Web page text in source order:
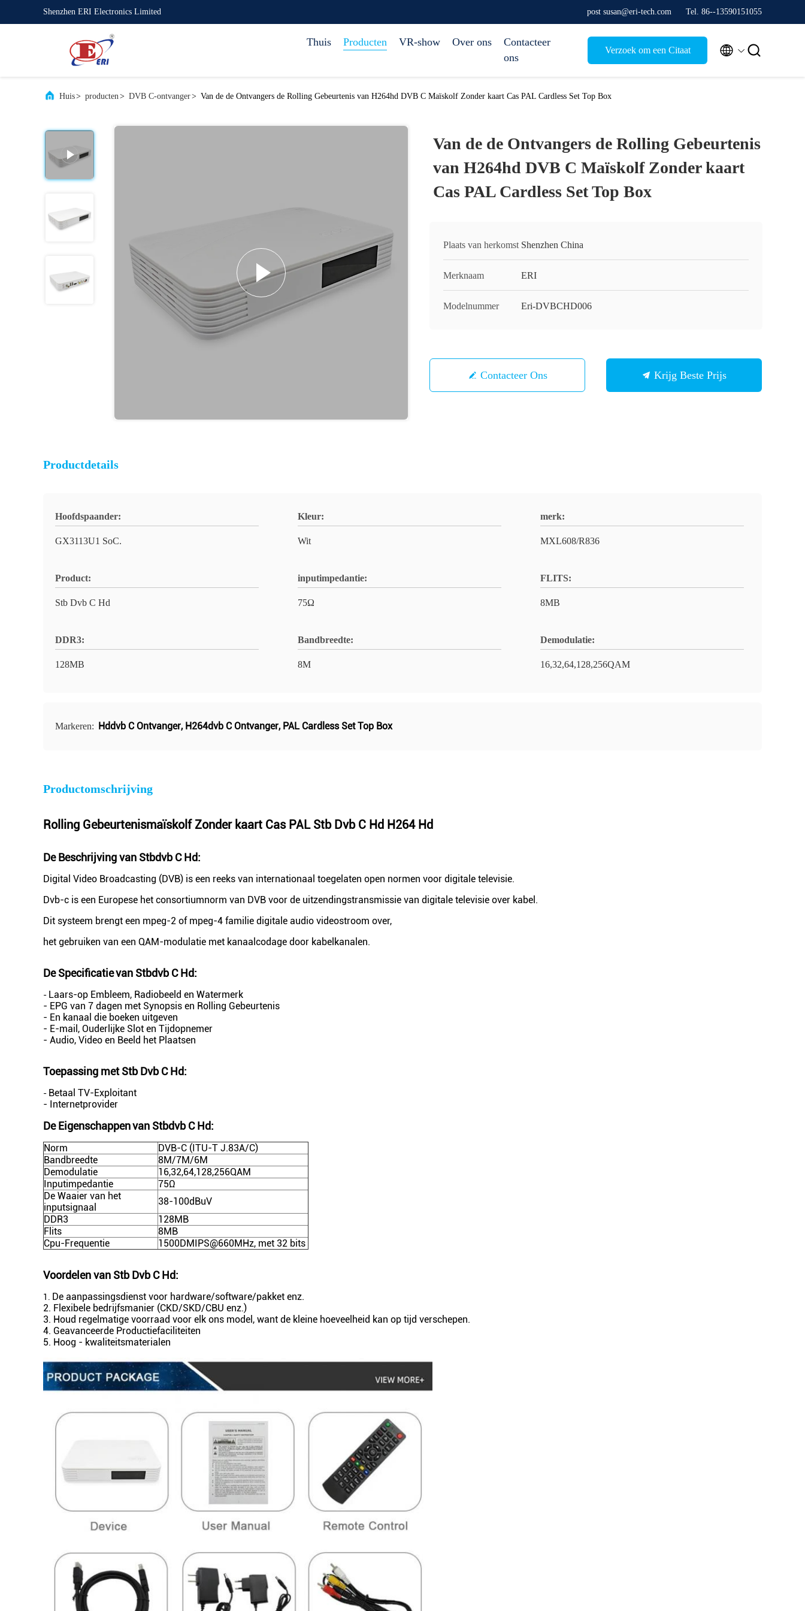
Shenzhen ERI Electronics Limited post susan@eri-tech.com Tel. 86--13590151055
Thuis Producten VR-show Over ons
Contacteer
ons
Verzoek om een Citaat  
Huis> producten> DVB C-ontvanger> Van de de Ontvangers de Rolling Gebeurtenis van H264hd DVB C Maïskolf Zonder kaart Cas PAL Cardless Set Top Box
Van de de Ontvangers de Rolling Gebeurtenis
van H264hd DVB C Maïskolf Zonder kaart
Cas PAL Cardless Set Top Box
Plaats van herkomst Shenzhen China
Merknaam ERI
Modelnummer Eri-DVBCHD006
Contacteer Ons Krijg Beste Prijs
Productdetails
Hoofdspaander:
GX3113U1 SoC.
Kleur:
Wit
merk:
MXL608/R836
Product:
Stb Dvb C Hd
inputimpedantie:
75Ω
FLITS:
8MB
DDR3:
128MB
Bandbreedte:
8M
Demodulatie:
16,32,64,128,256QAM
Markeren: Hddvb C Ontvanger, H264dvb C Ontvanger, PAL Cardless Set Top Box
Productomschrijving
Rolling Gebeurtenismaïskolf Zonder kaart Cas PAL Stb Dvb C Hd H264 Hd
De Beschrijving van Stbdvb C Hd:
Digital Video Broadcasting (DVB) is een reeks van internationaal toegelaten open normen voor digitale televisie.
Dvb-c is een Europese het consortiumnorm van DVB voor de uitzendingstransmissie van digitale televisie over kabel.
Dit systeem brengt een mpeg-2 of mpeg-4 familie digitale audio videostroom over,
het gebruiken van een QAM-modulatie met kanaalcodage door kabelkanalen.
De Specificatievan Stbdvb C Hd:
- Laars-op Embleem, Radiobeeld en Watermerk
- EPG van 7 dagen met Synopsis en Rolling Gebeurtenis
- En kanaal die boeken uitgeven
- E-mail, Ouderlijke Slot en Tijdopnemer
- Audio, Video en Beeld het Plaatsen
Toepassing metStb Dvb C Hd:
- Betaal TV-Exploitant
- Internetprovider
De Eigenschappenvan Stbdvb C Hd:
Norm
DVB-C (ITU-T J.83A/C)
Bandbreedte
8M/7M/6M
Demodulatie
16,32,64,128,256QAM
Inputimpedantie
75Ω
De Waaier van het
inputsignaal
38-100dBuV
DDR3
128MB
Flits
8MB
Cpu-Frequentie
1500DMIPS@660MHz, met 32 bits
Voordelen van Stb Dvb C Hd:
1. De aanpassingsdienst voor hardware/software/pakket enz.
2. Flexibele bedrijfsmanier (CKD/SKD/CBU enz.)
3. Houd regelmatige voorraad voor elk ons model, want de kleine hoeveelheid kan op tijd verschepen.
4. Geavanceerde Productiefaciliteiten
5. Hoog - kwaliteitsmaterialen